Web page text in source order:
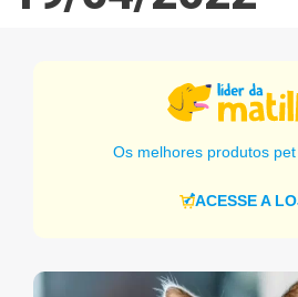
Os melhores produtos
ACESSE A